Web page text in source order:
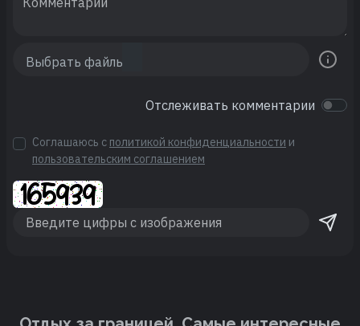
Отслеживать комментарии
Соглашаюсь с политикой конфиденциальности и
пользовательским соглашением